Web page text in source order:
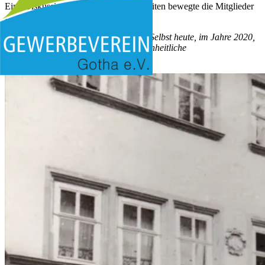
Eine Diskussion über Ladenöffnungszeiten bewegte die Mitglieder
…
Anmerkung des Vereinsvorsitzenden: „Selbst heute, im Jahre 2020,
besteht diese Diskussion zum Thema einheitliche
Ladenöffnungszeiten.“